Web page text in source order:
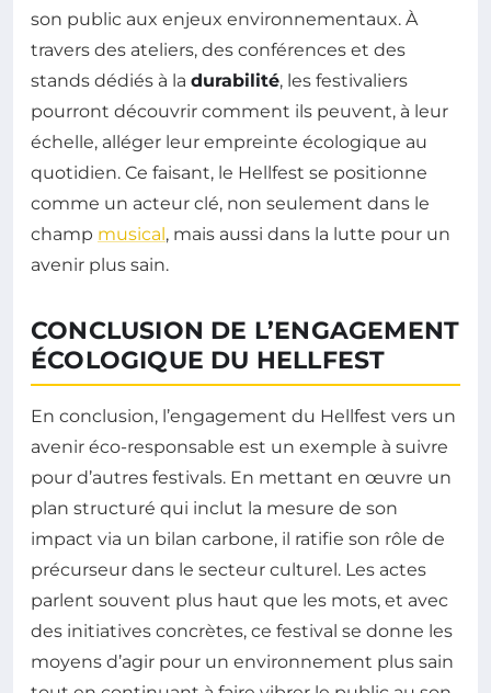
son public aux enjeux environnementaux. À
travers des ateliers, des conférences et des
stands dédiés à la durabilité, les festivaliers
pourront découvrir comment ils peuvent, à leur
échelle, alléger leur empreinte écologique au
quotidien. Ce faisant, le Hellfest se positionne
comme un acteur clé, non seulement dans le
champ musical, mais aussi dans la lutte pour un
avenir plus sain.
CONCLUSION DE L’ENGAGEMENT
ÉCOLOGIQUE DU HELLFEST
En conclusion, l’engagement du Hellfest vers un
avenir éco-responsable est un exemple à suivre
pour d’autres festivals. En mettant en œuvre un
plan structuré qui inclut la mesure de son
impact via un bilan carbone, il ratifie son rôle de
précurseur dans le secteur culturel. Les actes
parlent souvent plus haut que les mots, et avec
des initiatives concrètes, ce festival se donne les
moyens d’agir pour un environnement plus sain